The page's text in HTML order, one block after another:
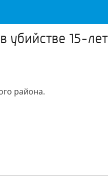
15-
района.